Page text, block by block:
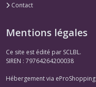
Contact
Mentions légales
Ce site est édité par SCLBL.
SIREN : 79764264200038
Hébergement via eProShopping